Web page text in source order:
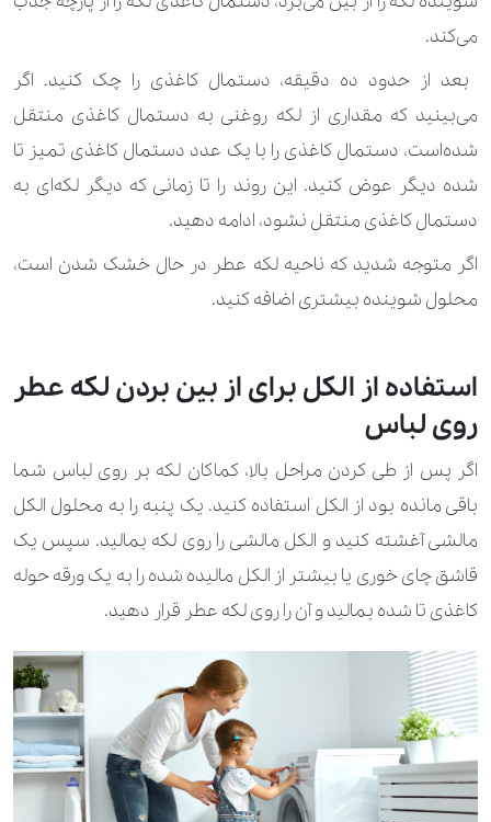
می‌کند.
بعد از حدود ده دقیقه، دستمال کاغذی را چک کنید. اگر
می‌بینید که مقداری از لکه روغنی به دستمال کاغذی منتقل
شده‌است، دستمال کاغذی را با یک عدد دستمال کاغذی تمیز تا
شده دیگر عوض کنید. این روند را تا زمانی که دیگر لکه‌ای به
دستمال کاغذی منتقل نشود، ادامه دهید.
اگر متوجه شدید که ناحیه لکه عطر در حال خشک شدن است،
محلول شوینده بیشتری اضافه کنید.
استفاده از الکل برای از بین بردن لکه عطر
روی لباس
اگر پس از طی کردن مراحل بالا، کماکان لکه بر روی لباس شما
باقی مانده بود از الکل استفاده کنید. یک پنبه را به محلول الکل
مالشی آغشته کنید و الکل مالشی را روی لکه بمالید. سپس یک
قاشق چای خوری یا بیشتر از الکل مالیده شده را به یک ورقه حوله
کاغذی تا شده بمالید و آن را روی لکه عطر قرار دهید.